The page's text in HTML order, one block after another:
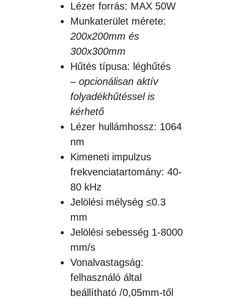
Lézer forrás: MAX 50W
Munkaterület mérete:
200x200mm és
300x300mm
Hűtés típusa: léghűtés
– opcionálisan aktív
folyadékhűtéssel is
kérhető
Lézer hullámhossz: 1064
nm
Kimeneti impulzus
frekvenciatartomány: 40-
80 kHz
Jelölési mélység ≤0.3
mm
Jelölési sebesség 1-8000
mm/s
Vonalvastagság:
felhasználó által
beállítható /0,05mm-től